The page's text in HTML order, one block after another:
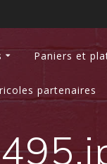
Paniers et
partenaires